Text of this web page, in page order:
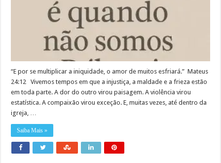
“E por se multiplicar a iniquidade, o amor de muitos esfriará.” Mateus
24:12 Vivemos tempos em que a injustiça, a maldade e a frieza estão
em toda parte. A dor do outro virou paisagem. A violência virou
estatística. A compaixão virou exceção. E, muitas vezes, até dentro da
igreja, …
Saiba Mais »